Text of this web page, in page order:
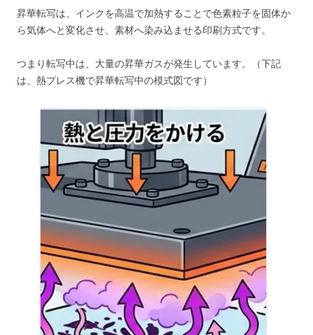
昇華転写は、インクを高温で加熱することで色素粒子を固体か
ら気体へと変化させ、素材へ染み込ませる印刷方式です。
つまり転写中は、大量の昇華ガスが発生しています。（下記
は、熱プレス機で昇華転写中の模式図です）